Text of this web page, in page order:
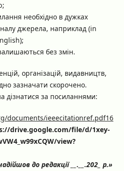
необхідно в дужках
джерела, наприклад (in
без змін.
організацій, видавництв,
зазначати скорочено.
дізнатися за посиланнями:
documents/ieeecitationref.pdf16
drive.google.com/file/d/1xey-
view?
до редакції __.__.202_ р.»